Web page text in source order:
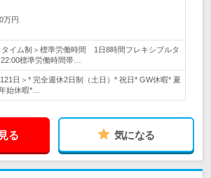
万円
タイム制＞標準労働時間 1日8時間フレキシブルタ
標準労働時間帯…
日＞* 完全週休2日制（土日）* 祝日* GW休暇* 夏
始休暇*…
る 気になる